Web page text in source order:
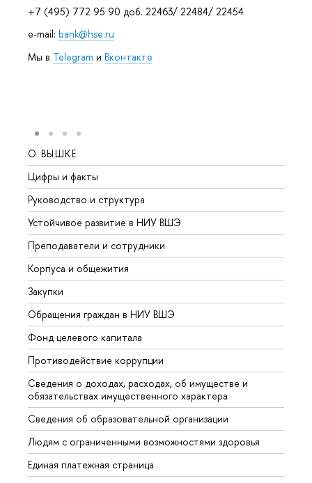
+7 (495) 772 95 90 доб. 22463/ 22484/ 22454
e-mail: bank@hse.ru
Мы в Telegram и Вконтакте
О ВЫШКЕ
Цифры и факты
Руководство и структура
Устойчивое развитие в НИУ ВШЭ
Преподаватели и сотрудники
Корпуса и общежития
Закупки
Обращения граждан в НИУ ВШЭ
Фонд целевого капитала
Противодействие коррупции
Сведения о доходах, расходах, об имуществе и
обязательствах имущественного характера
Сведения об образовательной организации
Людям с ограниченными возможностями здоровья
Единая платежная страница